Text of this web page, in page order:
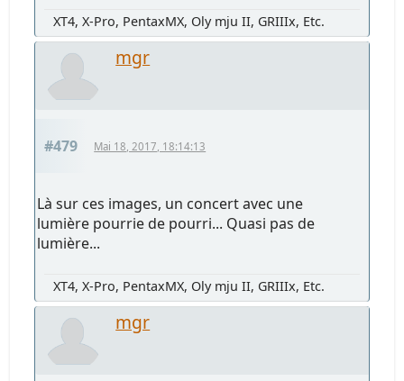
XT4, X-Pro, PentaxMX, Oly mju II, GRIIIx, Etc.
mgr
#479 Mai 18, 2017, 18:14:13
Là sur ces images, un concert avec une
lumière pourrie de pourri... Quasi pas de
lumière...
XT4, X-Pro, PentaxMX, Oly mju II, GRIIIx, Etc.
mgr